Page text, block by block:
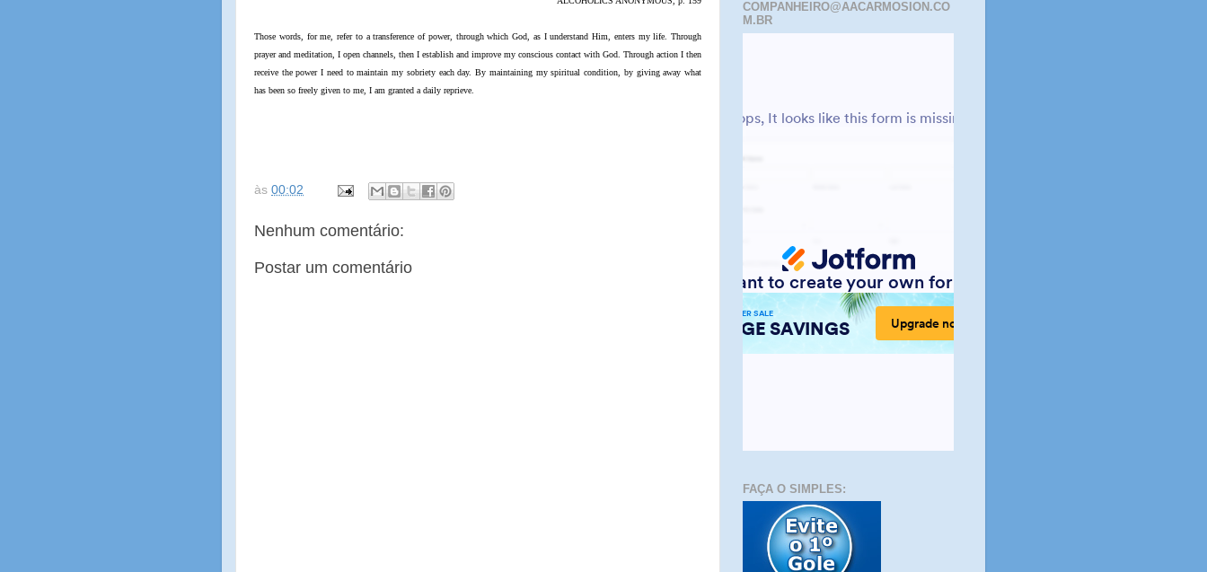
Those words, for me, refer to a transference of power, through which God, as I understand Him, enters my life. Through
prayer and meditation, I open channels, then I establish and improve my conscious contact with God. Through action I then
receive the power I need to maintain my sobriety each day. By maintaining my spiritual condition, by giving away what
has been so freely given to me, I am granted a daily reprieve.
às 00:02
Nenhum comentário:
Postar um comentário
COMPANHEIRO@AACARMOSION.CO
M.BR
FAÇA O SIMPLES: